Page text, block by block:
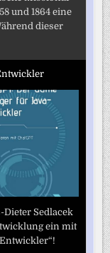
und 1864 eine
dieser
Sedlacek
ein mit